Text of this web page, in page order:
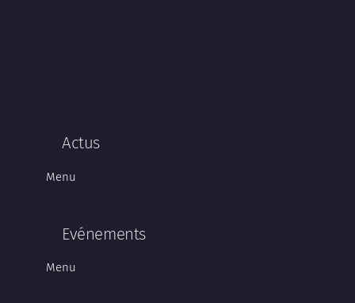
Actus
Menu
Evénements
Menu